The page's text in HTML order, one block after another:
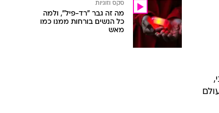
סקס וזוגיות
מה זה גבר "רד-פיל", ולמה
כל הנשים בורחות ממנו כמו
מאש